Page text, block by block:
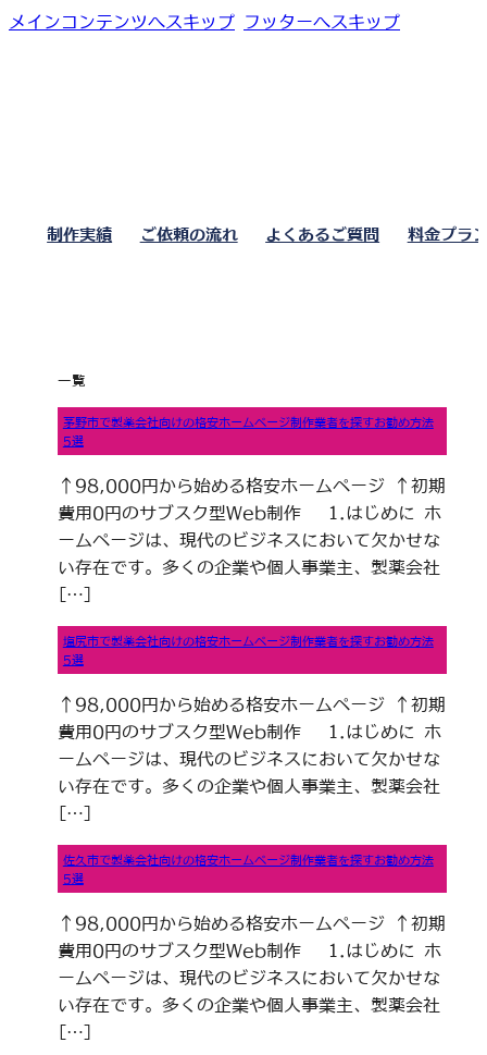
メインコンテンツへスキップ フッターへスキップ
制作実績 ご依頼の流れ よくあるご質問 料金プラ
一覧
茅野市で製薬会社向けの格安ホームページ制作業者を探すお勧め方法
5選
↑98,000円から始める格安ホームページ ↑初期
費用0円のサブスク型Web制作 1.はじめに ホ
ームページは、現代のビジネスにおいて欠かせな
い存在です。多くの企業や個人事業主、製薬会社
[…]
塩尻市で製薬会社向けの格安ホームページ制作業者を探すお勧め方法
5選
↑98,000円から始める格安ホームページ ↑初期
費用0円のサブスク型Web制作 1.はじめに ホ
ームページは、現代のビジネスにおいて欠かせな
い存在です。多くの企業や個人事業主、製薬会社
[…]
佐久市で製薬会社向けの格安ホームページ制作業者を探すお勧め方法
5選
↑98,000円から始める格安ホームページ ↑初期
費用0円のサブスク型Web制作 1.はじめに ホ
ームページは、現代のビジネスにおいて欠かせな
い存在です。多くの企業や個人事業主、製薬会社
[…]